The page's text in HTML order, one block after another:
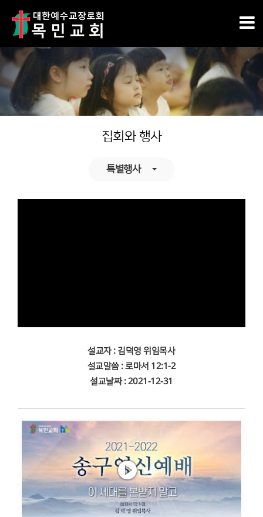
집회와 행사
특별행사
설교자 : 김덕영 위임목사
설교말씀 : 로마서 12:1-2
설교날짜 : 2021-12-31